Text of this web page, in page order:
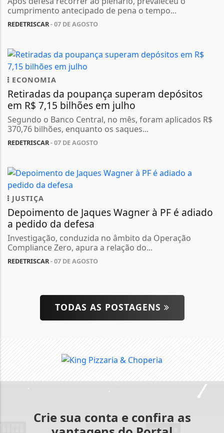
cumprimento antecipado de pena o tempo...
REDETRISCAR- 07 DE AGOSTO
ECONOMIA
Retiradas da poupança superam depósitos
em R$ 7,15 bilhões em julho
Segundo o Banco Central, no mês, foram aplicados R$
370,76 bilhões, enquanto os saques...
REDETRISCAR- 07 DE AGOSTO
JUSTIÇA
Depoimento de Jaques Wagner à PF é adiado
a pedido da defesa
Investigação, conduzida no âmbito da Operação
Compliance Zero, apura a relação do...
REDETRISCAR- 07 DE AGOSTO
TODAS AS POSTAGENS
Crie sua conta e confira as